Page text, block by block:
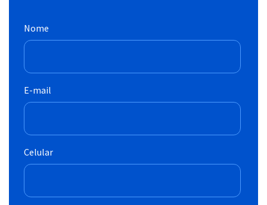
Nome
E-mail
Celular